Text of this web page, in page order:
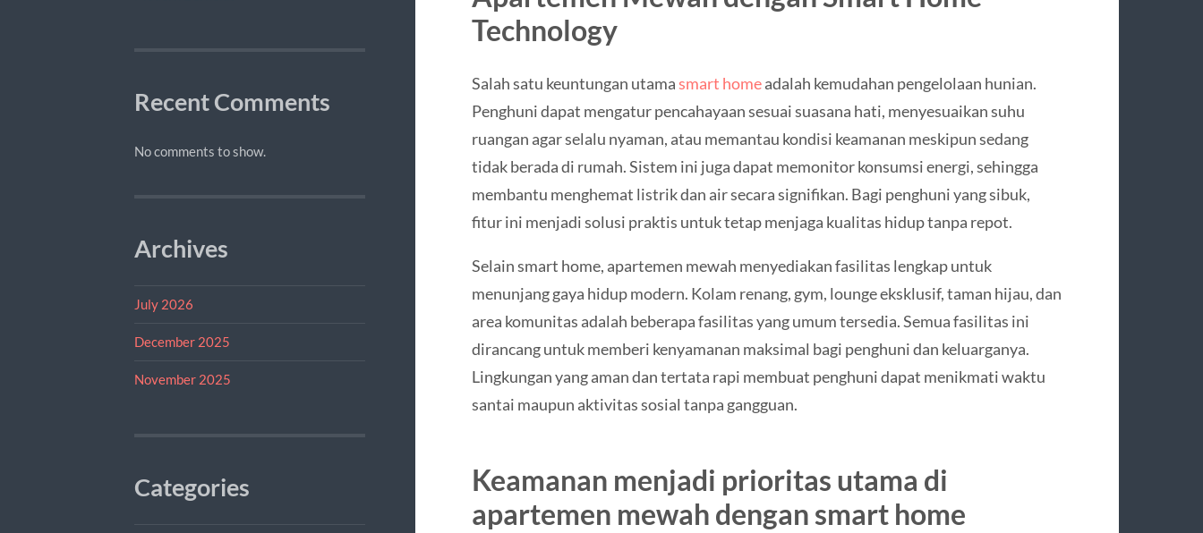
Recent Comments
No comments to show.
Archives
July 2026
December 2025
November 2025
Categories
Technology
Salah satu keuntungan utamasmart homeadalah kemudahan pengelolaan hunian.
Penghuni dapat mengatur pencahayaan sesuai suasana hati, menyesuaikan suhu
ruangan agar selalu nyaman, atau memantau kondisi keamanan meskipun sedang
tidak berada di rumah. Sistem ini juga dapat memonitor konsumsi energi, sehingga
membantu menghemat listrik dan air secara signifikan. Bagi penghuni yang sibuk,
fitur ini menjadi solusi praktis untuk tetap menjaga kualitas hidup tanpa repot.
Selain smart home, apartemen mewah menyediakan fasilitas lengkap untuk
menunjang gaya hidup modern. Kolam renang, gym, lounge eksklusif, taman hijau, dan
area komunitas adalah beberapa fasilitas yang umum tersedia. Semua fasilitas ini
dirancang untuk memberi kenyamanan maksimal bagi penghuni dan keluarganya.
Lingkungan yang aman dan tertata rapi membuat penghuni dapat menikmati waktu
santai maupun aktivitas sosial tanpa gangguan.
Keamanan menjadi prioritas utama di
apartemen mewah dengan smart home